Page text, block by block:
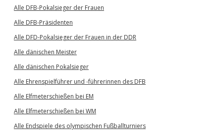
Alle DFB-Pokalsieger der Frauen
Alle DFB-Präsidenten
Alle DFD-Pokalsieger der Frauen in der DDR
Alle dänischen Meister
Alle dänischen Pokalsieger
Alle Ehrenspielführer und -führerinnen des DFB
Alle Elfmeterschießen bei EM
Alle Elfmeterschießen bei WM
Alle Endspiele des olympischen Fußballturniers